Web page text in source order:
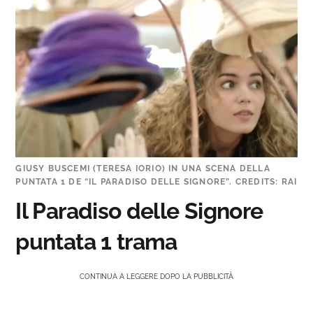
GIUSY BUSCEMI (TERESA IORIO) IN UNA SCENA DELLA
PUNTATA 1 DE “IL PARADISO DELLE SIGNORE”. CREDITS: RAI
Il Paradiso delle Signore
puntata 1 trama
CONTINUA A LEGGERE DOPO LA PUBBLICITÀ